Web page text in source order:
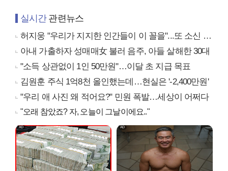
실시간관련뉴스
허지웅 "우리가 지지한 인간들이 이 꼴을"...또 소신 발언
아내 가출하자 성매매女 불러 음주, 아들 살해한 30대
"소득 상관없이 1인 50만원"…이달 초 지급 목표
김원훈 주식 1억8천 올인했는데…현실은 '-2,400만원'
"우리 애 사진 왜 적어요?" 민원 폭발…세상이 어쩌다
"오래 참았죠? 자, 오늘이 그날이에요.."